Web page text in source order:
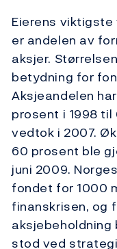
Eierens
er andelen av
aksjer.
betydning for
Aksjeandelen
prosent i 1998
vedtok i 2007.
60 prosent ble
juni 2009.
fondet for 1000
finanskrisen, og
aksjebeholdning
stod ved